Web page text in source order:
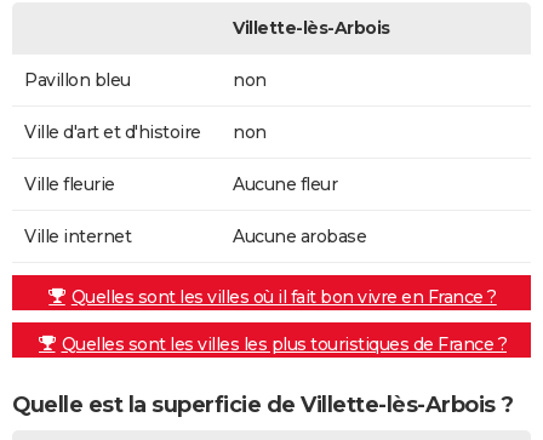
Villette-lès-Arbois
Pavillon bleu non
Ville d'art et d'histoire non
Ville fleurie Aucune fleur
Ville internet Aucune arobase
Quelles sont les villes où il fait bon vivre en France ?
Quelles sont les villes les plus touristiques de France ?
Quelle est la superficie de Villette-lès-Arbois ?